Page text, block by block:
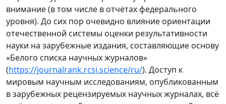
внимание (в том числе в отчётах федерального
уровня). До сих пор очевидно влияние ориентации
отечественной системы оценки результативности
науки на зарубежные издания, составляющие основу
«Белого списка научных журналов»
(https://journalrank.rcsi.science/ru/). Доступ к
мировым научным исследованиям, опубликованным
в зарубежных рецензируемых научных журналах, всё